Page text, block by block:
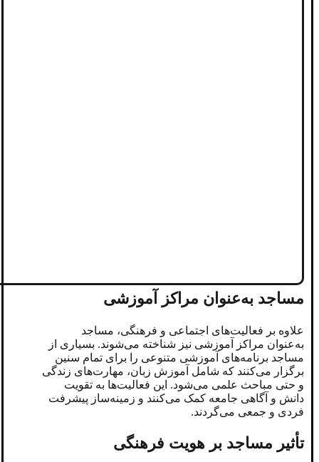
مساجد به‌عنوان مراکز آموزشی
علاوه بر فعالیت‌های اجتماعی و فرهنگی، مساجد
به‌عنوان مراکز آموزشی نیز شناخته می‌شوند. بسیاری از
مساجد برنامه‌های آموزشی متنوعی را برای تمام سنین
برگزار می‌کنند که شامل آموزش زبان، مهارت‌های زندگی
و حتی مباحث علمی می‌شود. این فعالیت‌ها به تقویت
دانش و آگاهی جامعه کمک می‌کنند و زمینه‌ساز پیشرفت
فردی و جمعی می‌گردند.
تأثیر مساجد بر هویت فرهنگی